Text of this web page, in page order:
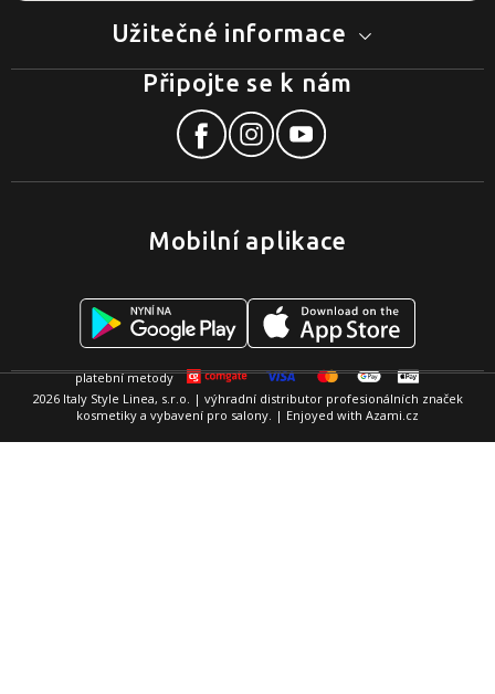
Užitečné informace
Mobilní aplikace
Připojte se k nám
2026 Italy Style Linea, s.r.o. | výhradní distributor profesionálních značek
kosmetiky a vybavení pro salony. | Enjoyed with Azami.cz